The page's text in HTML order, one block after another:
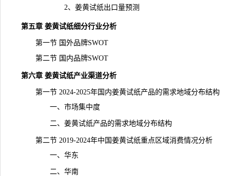
2、姜黄试纸出口量预测
第五章 姜黄试纸细分行业分析
第一节 国外品牌SWOT
第二节 国内品牌SWOT
第六章 姜黄试纸产业渠道分析
第一节 2024-2025年国内姜黄试纸产品的需求地域分布结构
一、市场集中度
二、姜黄试纸产品的需求地域分布结构
第二节 2019-2024年中国姜黄试纸重点区域消费情况分析
一、华东
二、华南